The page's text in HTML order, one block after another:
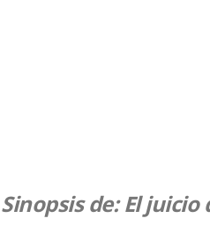
Sinopsis de: El juicio